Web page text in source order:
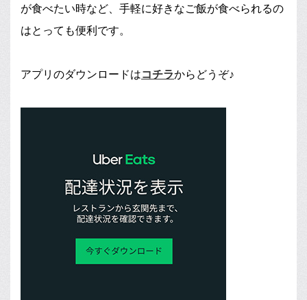
が食べたい時など、手軽に好きなご飯が食べられるの
はとっても便利です。
アプリのダウンロードはコチラからどうぞ♪